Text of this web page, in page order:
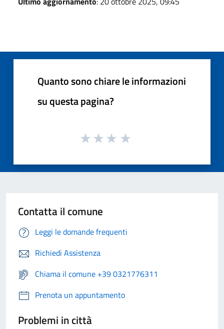
Quanto sono chiare le informazioni
su questa pagina?
Contatta il comune
Leggi le domande frequenti
Richiedi Assistenza
Chiama il comune +39 0321776311
Prenota un appuntamento
Problemi in città